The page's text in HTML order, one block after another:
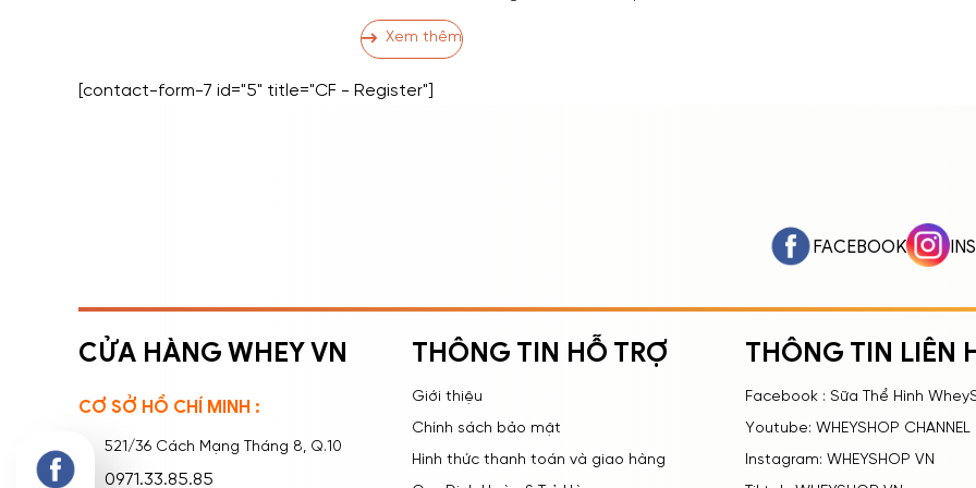
Không?4 4. Bánh Bò Bao Nhiêu Calo? Bảng Calo Đầy Đủ
Theo Khẩu Phần5 5. Ăn Bánh Bò […]
Xem thêm
nhập.
Ghi nhớ mật khẩu
[contact-form-7 id="5" title="CF - Register"]
FACEBOOK
CỬA HÀNG WHEY VN
CƠ SỞ HỒ CHÍ MINH :
521/36 Cách Mạng Tháng 8, Q.10
0971.33.85.85
THÔNG TIN HỖ TRỢ
Giới thiệu
Chính sách bảo mật
Hình thức thanh toán và giao hàng
THÔNG TIN LIÊN
Facebook : Sữa Thể Hình
Youtube: WHEYSHOP CHANNEL
Instagram: WHEYSHOP VN